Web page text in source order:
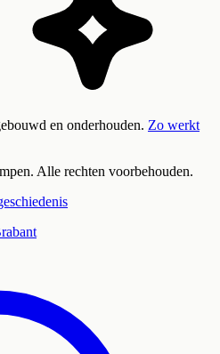
en onderhouden. Zo werkt
Alle rechten voorbehouden.